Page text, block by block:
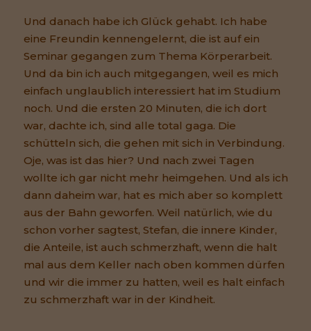
Und danach habe ich Glück gehabt. Ich habe
eine Freundin kennengelernt, die ist auf ein
Seminar gegangen zum Thema Körperarbeit.
Und da bin ich auch mitgegangen, weil es mich
einfach unglaublich interessiert hat im Studium
noch. Und die ersten 20 Minuten, die ich dort
war, dachte ich, sind alle total gaga. Die
schütteln sich, die gehen mit sich in Verbindung.
Oje, was ist das hier? Und nach zwei Tagen
wollte ich gar nicht mehr heimgehen. Und als ich
dann daheim war, hat es mich aber so komplett
aus der Bahn geworfen. Weil natürlich, wie du
schon vorher sagtest, Stefan, die innere Kinder,
die Anteile, ist auch schmerzhaft, wenn die halt
mal aus dem Keller nach oben kommen dürfen
und wir die immer zu hatten, weil es halt einfach
zu schmerzhaft war in der Kindheit.